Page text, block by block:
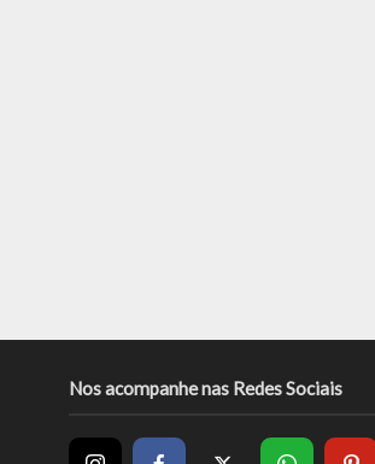
Nos acompanhe nas Redes Sociais